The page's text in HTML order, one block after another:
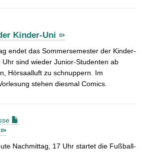
Kinder-Uni
endet das Sommersemester der Kinder-
Uhr sind wieder Junior-Studenten ab
Hörsaalluft zu schnuppern. Im
stehen diesmal Comics.
Nachmittag, 17 Uhr startet die Fußball-